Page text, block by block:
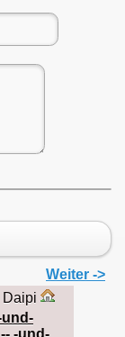
Weiter ->
Daipi
und-